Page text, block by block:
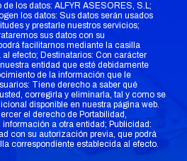
los datos: ALFYR ASESORES, S.L;
los datos: Sus datos serán usados
y prestarle nuestros servicios;
sus datos con su
facilitarnos mediante la casilla
efecto; Destinatarios: Con carácter
entidad que esté debidamente
de la información que le
Tiene derecho a saber qué
corregirla y eliminarla, tal y como se
disponible en nuestra página web.
el derecho de Portabilidad,
a otra entidad; Publicidad:
con su autorización previa, que podrá
correspondiente establecida al efecto.